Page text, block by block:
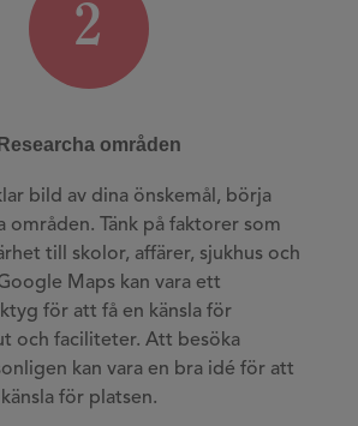
2
Researcha områden
bild av dina önskemål, börja
områden. Tänk på faktorer som
till skolor, affärer, sjukhus och
Maps kan vara ett
för att få en känsla för
och faciliteter. Att besöka
kan vara en bra idé för att
för platsen.